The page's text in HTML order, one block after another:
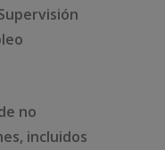
no
incluidos